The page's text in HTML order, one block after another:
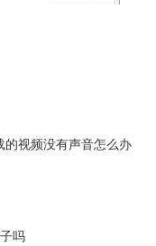
视频没有声音怎么办
吗